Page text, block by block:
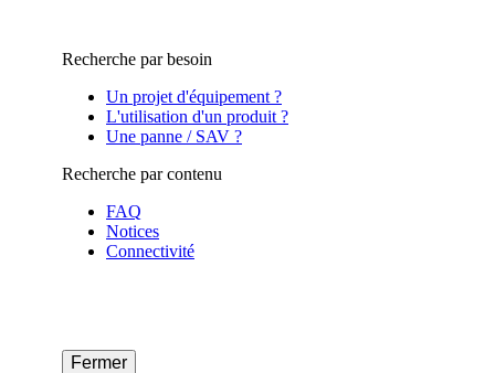
Recherche par besoin
Un projet d'équipement ?
L'utilisation d'un produit ?
Une panne / SAV ?
Recherche par contenu
FAQ
Notices
Connectivité
Fermer